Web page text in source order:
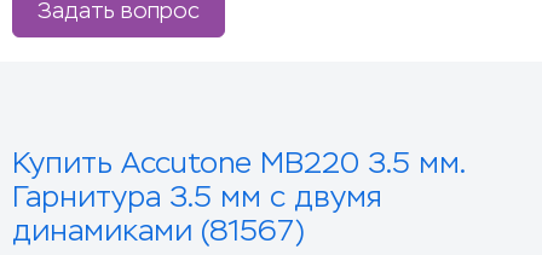
Задать вопрос
Купить Accutone MB220 3.5 мм.
Гарнитура 3.5 мм с двумя
динамиками (81567)